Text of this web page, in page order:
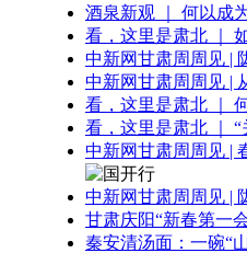
酒泉新观 ｜ 何以成
看，这里是肃北 ｜
中新网甘肃周周见 |
中新网甘肃周周见 |
看，这里是肃北 ｜
看，这里是肃北 ｜ “
中新网甘肃周周见 |
中新网甘肃周周见 |
甘肃庆阳“新春第一
秦安清汤面：一碗“